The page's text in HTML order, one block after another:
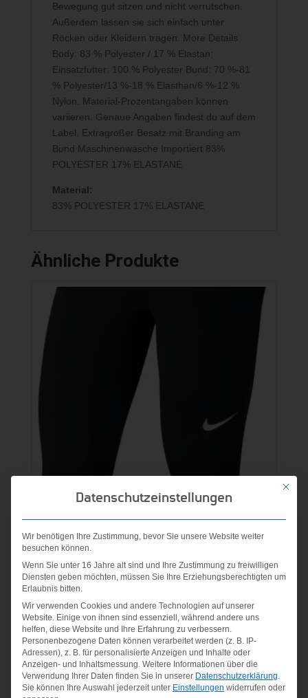
Bewegung gut sitzen und nicht verrutschen.
Außerdem lassen sie sich einfach unter
Röcken oder Kleidern tragen. More Details
Body: 83 % Polyester / 17 % Elastan;
Einsatzfutter: 100 % Polyester Bund: 70 %-81
% Polyester/13 %-18 % Elasthan/6 %-12 %
Nylon. Material-Prozentangaben können
variieren. Genaue Angaben findest du auf dem
Label. Extragroßer Besatz mit Branding am
Bund Maschinenwäsche Importiert 83%
POLYESTER 17% ELASTANE
Material:
83% POLYESTER 17% ELASTANE
Ähnliche Produkte
W NP CPRI schwarz-weiss
35,00€
zzgl.Versandkosten
Mit
Datenschutzeinstellungen
Wir benötigen Ihre Zustimmung, bevor Sie unsere Website weiter
besuchen können.
Wenn Sie unter 16 Jahre alt sind und Ihre Zustimmung zu freiwilligen
Diensten geben möchten, müssen Sie Ihre Erziehungsberechtigten um
Erlaubnis bitten.
Wir verwenden Cookies und andere Technologien auf unserer
Website. Einige von ihnen sind essenziell, während andere uns
helfen, diese Website und Ihre Erfahrung zu verbessern.
Personenbezogene Daten können verarbeitet werden (z. B. IP-
Adressen), z. B. für personalisierte Anzeigen und Inhalte oder
Anzeigen- und Inhaltsmessung. Weitere Informationen über die
Verwendung Ihrer Daten finden Sie in unserer Datenschutzerklärung
Sie können Ihre Auswahl jederzeit unter Einstellungen widerrufen oder